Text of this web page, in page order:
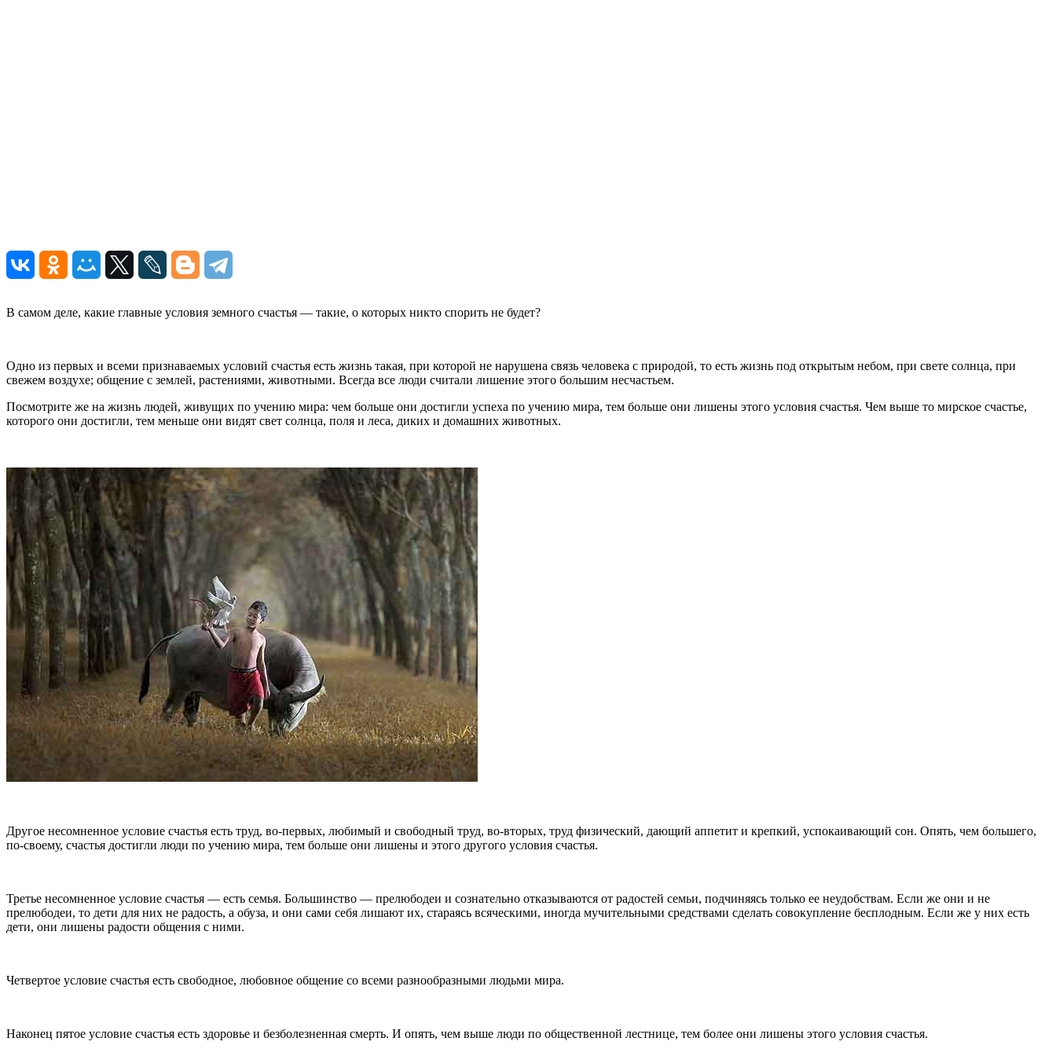
В самом деле, какие главные условия земного счастья — такие, о которых никто спорить не будет?
Одно из первых и всеми признаваемых условий счастья есть жизнь такая, при которой не нарушена связь человека с природой, то есть жизнь под открытым небом, при свете солнца, при
свежем воздухе; общение с землей, растениями, животными. Всегда все люди считали лишение этого большим несчастьем.
Посмотрите же на жизнь людей, живущих по учению мира: чем больше они достигли успеха по учению мира, тем больше они лишены этого условия счастья. Чем выше то мирское счастье,
которого они достигли, тем меньше они видят свет солнца, поля и леса, диких и домашних животных.
Другое несомненное условие счастья есть труд, во-первых, любимый и свободный труд, во-вторых, труд физический, дающий аппетит и крепкий, успокаивающий сон. Опять, чем большего,
по-своему, счастья достигли люди по учению мира, тем больше они лишены и этого другого условия счастья.
Третье несомненное условие счастья — есть семья. Большинство — прелюбодеи и сознательно отказываются от радостей семьи, подчиняясь только ее неудобствам. Если же они и не
прелюбодеи, то дети для них не радость, а обуза, и они сами себя лишают их, стараясь всяческими, иногда мучительными средствами сделать совокупление бесплодным. Если же у них есть
дети, они лишены радости общения с ними.
Четвертое условие счастья есть свободное, любовное общение со всеми разнообразными людьми мира.
Наконец пятое условие счастья есть здоровье и безболезненная смерть. И опять, чем выше люди по общественной лестнице, тем более они лишены этого условия счастья.